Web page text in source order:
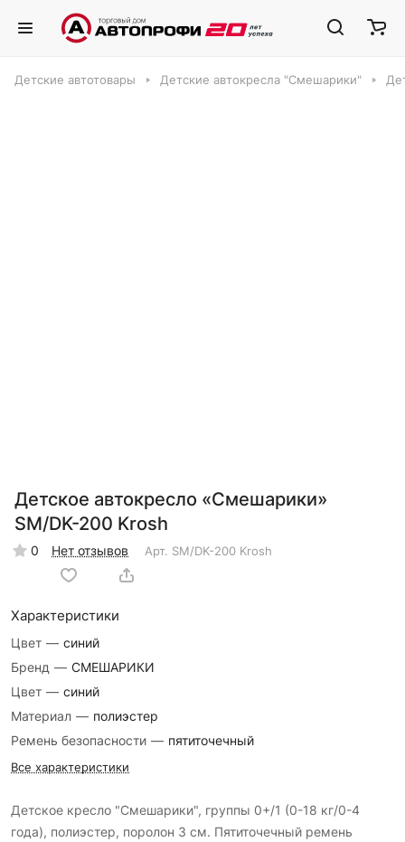
Детские автотовары Детские автокресла "Смешарики"
Детское автокресло «Смешарики»
SM/DK-200 Krosh
0 Нет отзывов Арт. SM/DK-200 Krosh
Характеристики
Цвет — синий
Бренд — СМЕШАРИКИ
Цвет — синий
Материал — полиэстер
Ремень безопасности — пятиточечный
Все характеристики
Детское кресло "Смешарики", группы 0+/1 (0-18 кг/0-4
года), полиэстер, поролон 3 см. Пятиточечный ремень